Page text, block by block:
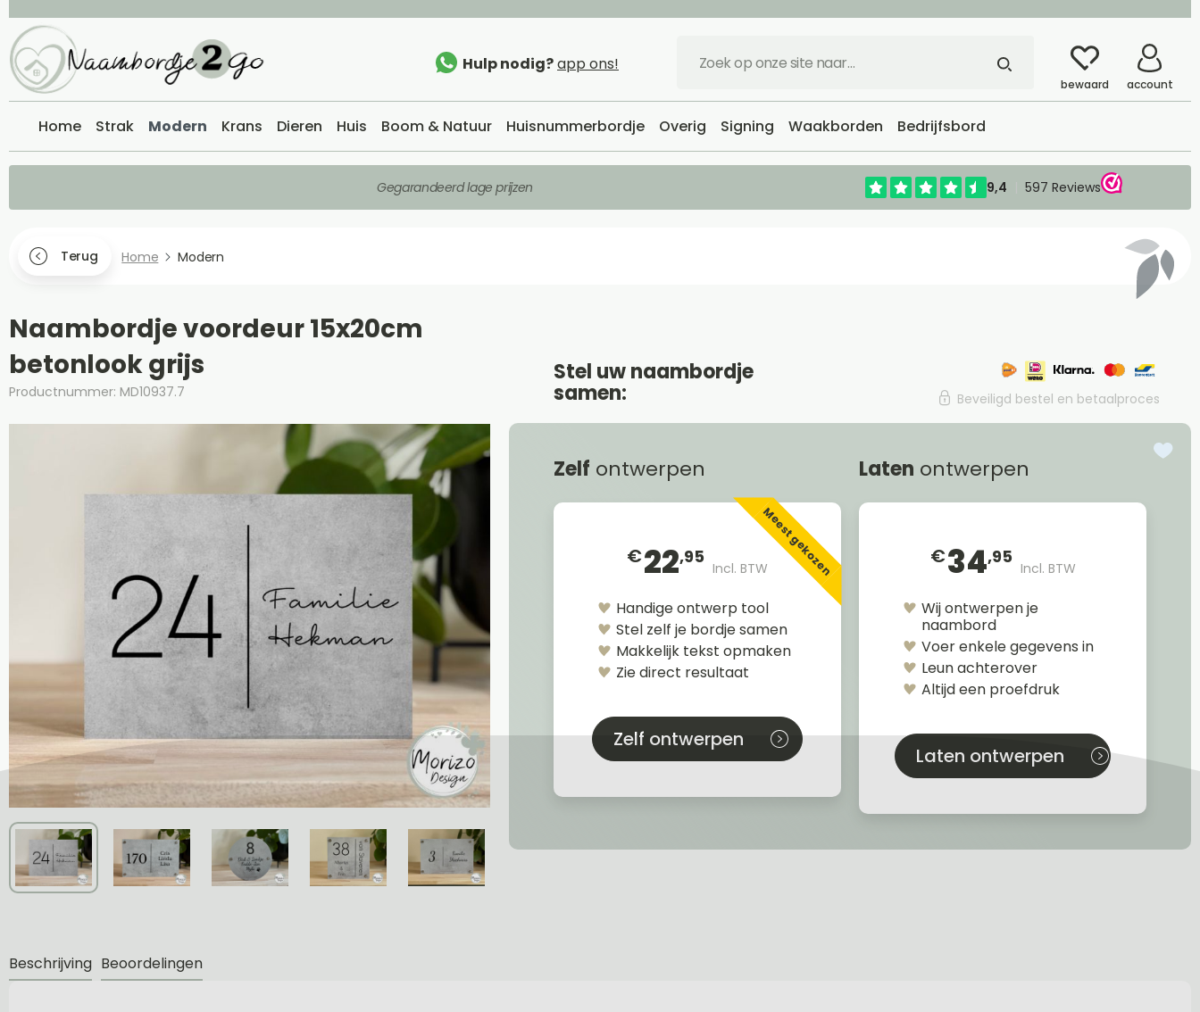
Hulp nodig?app ons!
bewaard account
Home Strak Modern Krans Dieren Huis Boom & Natuur Huisnummerbordje Overig Signing Waakborden Bedrijfsbord
Gegarandeerd lage prijzen
Terug Home Modern
Naambordje voordeur 15x20cm
betonlook grijs
Productnummer: MD10937.7
Stel uw naambordje
samen: Beveiligd bestel en betaalproces
Zelf ontwerpen
€22,95
Incl. BTWMeest gekozen
Handige ontwerp tool
Stel zelf je bordje samen
Makkelijk tekst opmaken
Zie direct resultaat
Zelf ontwerpen
Laten ontwerpen
€34,95
Incl. BTW
Wij ontwerpen je
naambord
Voer enkele gegevens in
Leun achterover
Altijd een proefdruk
Laten ontwerpen
Beschrijving Beoordelingen